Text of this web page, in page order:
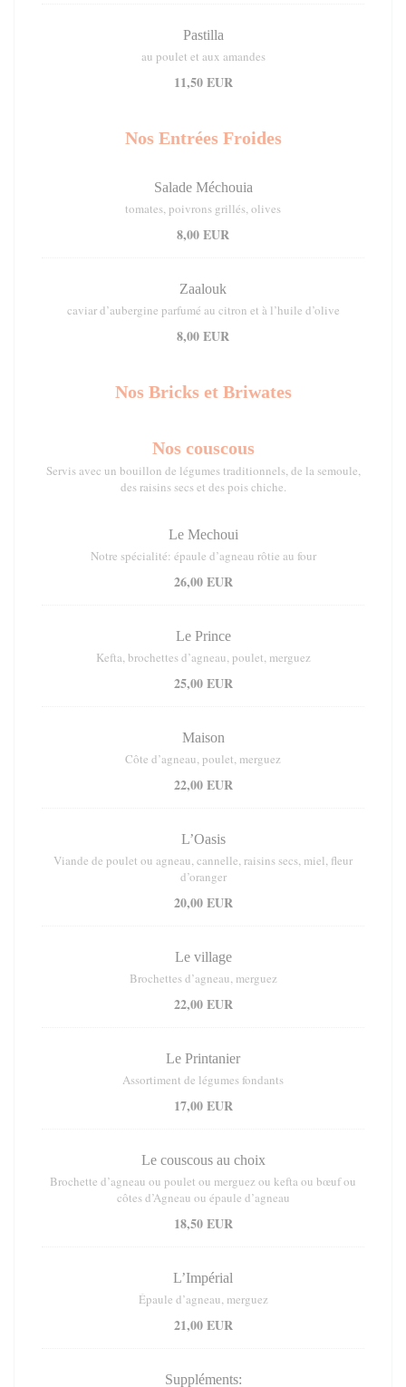
Pastilla
au poulet et aux amandes
11,50 EUR
Nos Entrées Froides
Salade Méchouia
tomates, poivrons grillés, olives
8,00 EUR
Zaalouk
caviar d’aubergine parfumé au citron et à l’huile d’olive
8,00 EUR
Nos Bricks et Briwates
Nos couscous
Servis avec un bouillon de légumes traditionnels, de la semoule,
des raisins secs et des pois chiche.
Le Mechoui
Notre spécialité: épaule d’agneau rôtie au four
26,00 EUR
Le Prince
Kefta, brochettes d’agneau, poulet, merguez
25,00 EUR
Maison
Côte d’agneau, poulet, merguez
22,00 EUR
L’Oasis
Viande de poulet ou agneau, cannelle, raisins secs, miel, fleur
d’oranger
20,00 EUR
Le village
Brochettes d’agneau, merguez
22,00 EUR
Le Printanier
Assortiment de légumes fondants
17,00 EUR
Le couscous au choix
Brochette d’agneau ou poulet ou merguez ou kefta ou bœuf ou
côtes d’Agneau ou épaule d’agneau
18,50 EUR
L’Impérial
Épaule d’agneau, merguez
21,00 EUR
Suppléments: